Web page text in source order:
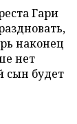
Гари
наконец
нет
сын будет